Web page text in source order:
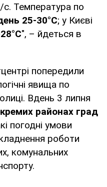
с. Температура по
25-30°С; у Києві
", – йдеться в
попередили
явища по
Вдень 3 липня
районах град
погодні умови
роботи
комунальних